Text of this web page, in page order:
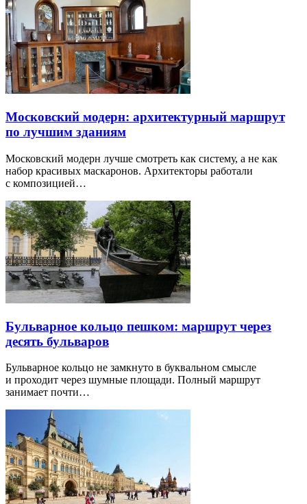
Московский модерн: архитектурный маршрут
по лучшим зданиям
Московский модерн лучше смотреть как систему, а не как
набор красивых маскаронов. Архитекторы работали
с композицией…
Бульварное кольцо пешком: маршрут через
десять бульваров
Бульварное кольцо не замкнуто в буквальном смысле
и проходит через шумные площади. Полный маршрут
занимает почти…